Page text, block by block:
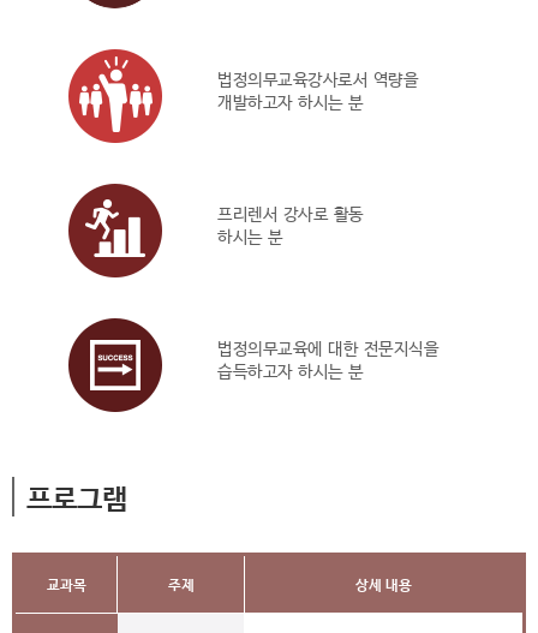
법정의무교육강사로서 역량을
개발하고자 하시는 분
프리렌서 강사로 활동
하시는 분
법정의무교육에 대한 전문지식을
습득하고자 하시는 분
프로그램
교과목 주제 상세 내용